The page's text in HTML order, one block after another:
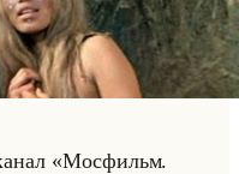
«Мосфильм.